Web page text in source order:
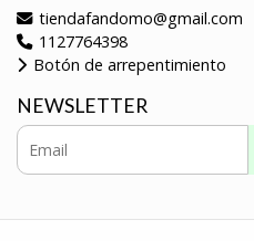
tiendafandomo@gmail.com
1127764398
Botón de arrepentimiento
NEWSLETTER